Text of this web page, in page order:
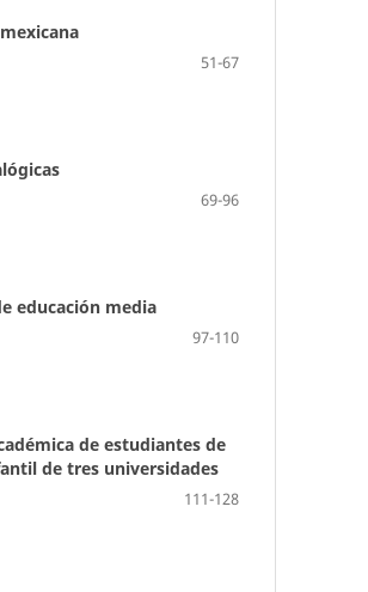
51-67
69-96
educación media
97-110
de estudiantes de
de tres universidades
111-128